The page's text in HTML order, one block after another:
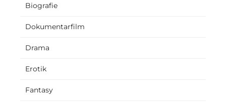
Biografie
Dokumentarfilm
Drama
Erotik
Fantasy